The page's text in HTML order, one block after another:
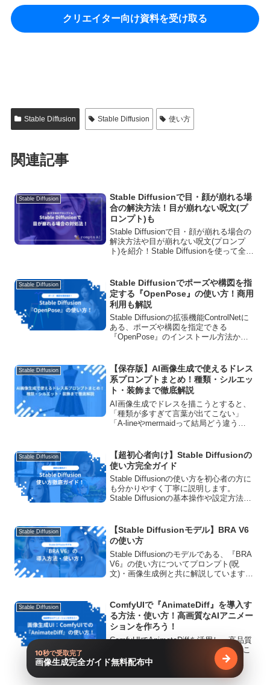
クリエイター向け資料を受け取る
Stable Diffusion Stable Diffusion 使い方
関連記事
Stable Diffusion
Stable Diffusionで目・顔が崩れる場
合の解決方法！目が崩れない呪文(プ
ロンプト)も
Stable Diffusionで目・顔が崩れる場合の
解決方法や目が崩れない呪文(プロンプ
ト)を紹介！Stable Diffusionを使って全身
絞って綺麗に画像生成するコツをご紹介
します！
Stable Diffusion
Stable Diffusionでポーズや構図を指
定する『OpenPose』の使い方！商用
利用も解説
Stable Diffusionの拡張機能ControlNetに
ある、ポーズや構図を指定できる
『OpenPose』のインストール方法から
ツ、ライセンスや商用利用についても説
明します！
Stable Diffusion
【保存版】AI画像生成で使えるドレス
系プロンプトまとめ！種類・シルエッ
ト・装飾まで徹底解説
AI画像生成でドレスを描こうとすると、
「種類が多すぎて言葉が出てこない」
「A-lineやmermaidって結局どう違う
Diffusionでは、ドレスの指定が...
Stable Diffusion
【超初心者向け】Stable Diffusionの
使い方完全ガイド
Stable Diffusionの使い方を初心者の方に
も分かりやすく丁寧に説明します。
Stable Diffusionの基本操作や設定方法に
てもご紹介します！
Stable Diffusion
【Stable Diffusionモデル】BRA V6
の使い方
Stable Diffusionのモデルである、『BRA
V6』の使い方についてプロンプト(呪
文)・画像生成例と共に解説しています！
す。
Stable Diffusion
ComfyUIで『AnimateDiff』を導入す
る方法・使い方！高画質なAIアニメー
ションを作ろう！
ComfyUIでAnimateDiffを活用し、高品質
なAIアニメーションはいかがですか？こ
の記事では、ComfyUIの設定から
AnimateDiffでアニメーションを作成する
方法までを解説します。ぜひAnimateDif
10秒で受取完了
画像生成完全ガイド無料配布中 無料で受け
→